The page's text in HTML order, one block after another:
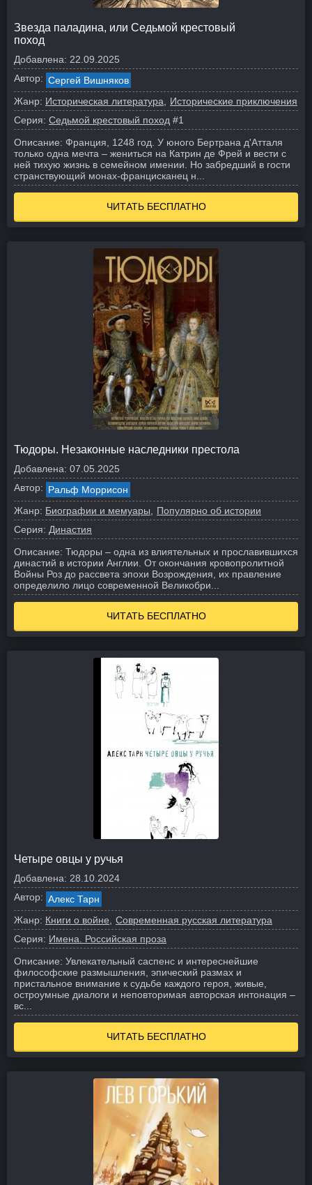
Звезда паладина, или Седьмой крестовый
поход
Добавлена: 22.09.2025
Автор: Сергей Вишняков
Жанр: Историческая литература
Исторические приключения
Серия: Седьмой крестовый поход #1
Описание: Франция, 1248 год. У юного Бертрана д'Атталя
только одна мечта – жениться на Катрин де Фрей и вести с
ней тихую жизнь в семейном имении. Но забредший в гости
странствующий монах-францисканец н...
ЧИТАТЬ БЕСПЛАТНО
Тюдоры. Незаконные наследники престола
Добавлена: 07.05.2025
Автор: Ральф Моррисон
Жанр: Биографии и мемуары
Популярно об истории
Серия: Династия
Описание: Тюдоры – одна из влиятельных и прославившихся
династий в истории Англии. От окончания кровопролитной
Войны Роз до рассвета эпохи Возрождения, их правление
определило лицо современной Великобри...
ЧИТАТЬ БЕСПЛАТНО
Четыре овцы у ручья
Добавлена: 28.10.2024
Автор: Алекс Тарн
Жанр: Книги о войне
Современная русская литература
Серия: Имена. Российская проза
Описание: Увлекательный саспенс и интереснейшие
философские размышления, эпический размах и
пристальное внимание к судьбе каждого героя, живые,
остроумные диалоги и неповторимая авторская интонация –
вс...
ЧИТАТЬ БЕСПЛАТНО